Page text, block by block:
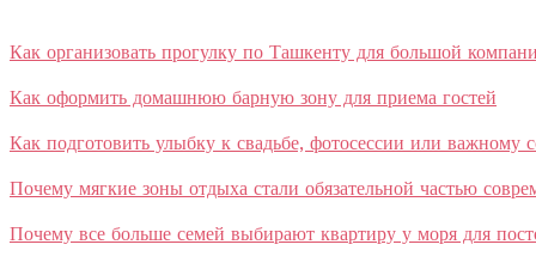
Как организовать прогулку по Ташкенту для большой
Как оформить домашнюю барную зону для приема гостей
Как подготовить улыбку к свадьбе, фотосессии или важному
Почему мягкие зоны отдыха стали обязательной частью
Почему все больше семей выбирают квартиру у моря для